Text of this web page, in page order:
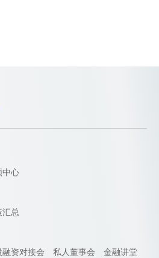
中心
汇总
融资对接会 私人董事会
金融讲堂